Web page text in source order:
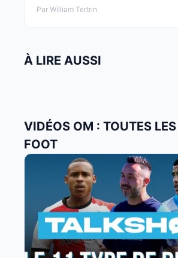
Par William Tertrin
À LIRE AUSSI
VIDÉOS OM : TOUTES
FOOT